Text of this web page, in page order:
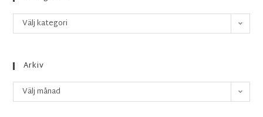
Välj kategori
Arkiv
Välj månad